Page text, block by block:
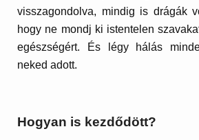
visszagondolva, mindig is drágák
hogy ne mondj ki istentelen
egészségért. És légy hálás
neked adott.
Hogyan is kezdődött?